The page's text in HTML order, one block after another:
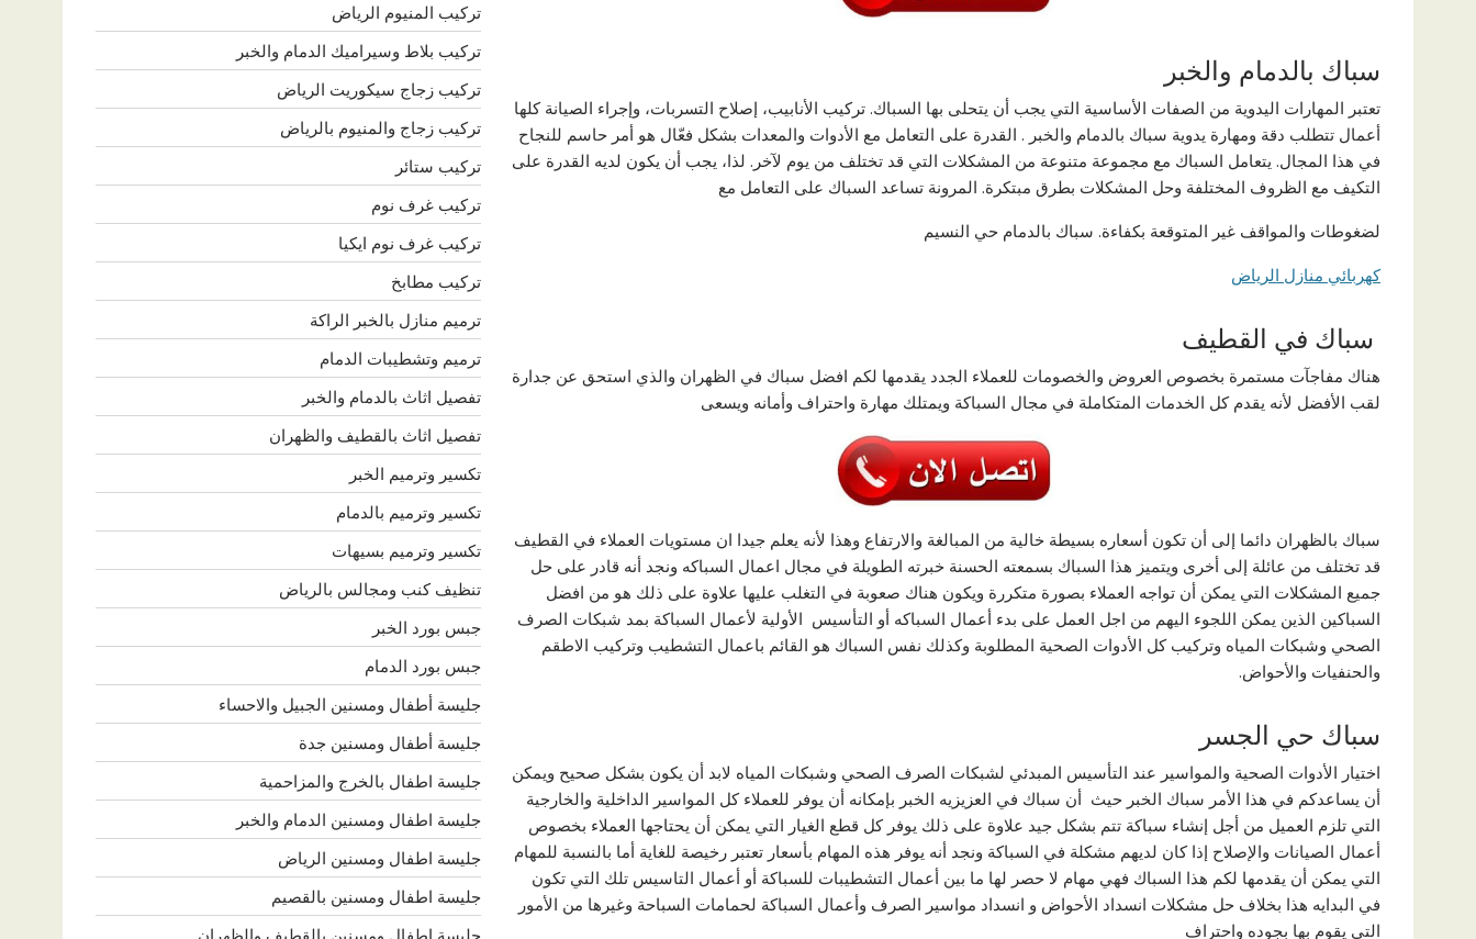
سباك بالدمام والخبر
تعتبر المهارات اليدوية من الصفات الأساسية التي يجب أن يتحلى بها السباك. تركيب الأنابيب، إصلاح التسربات، وإجراء الصيانة كلها
أعمال تتطلب دقة ومهارة يدوية سباك بالدمام والخبر . القدرة على التعامل مع الأدوات والمعدات بشكل فعّال هو أمر حاسم للنجاح
في هذا المجال. يتعامل السباك مع مجموعة متنوعة من المشكلات التي قد تختلف من يوم لآخر. لذا، يجب أن يكون لديه القدرة على
التكيف مع الظروف المختلفة وحل المشكلات بطرق مبتكرة. المرونة تساعد السباك على التعامل مع
لضغوطات والمواقف غير المتوقعة بكفاءة. سباك بالدمام حي النسيم
كهربائي منازل الرياض
سباك في القطيف
هناك مفاجآت مستمرة بخصوص العروض والخصومات للعملاء الجدد يقدمها لكم افضل سباك في الظهران والذي استحق عن جدارة
لقب الأفضل لأنه يقدم كل الخدمات المتكاملة في مجال السباكة ويمتلك مهارة واحتراف وأمانه ويسعى
سباك بالظهران دائما إلى أن تكون أسعاره بسيطة خالية من المبالغة والارتفاع وهذا لأنه يعلم جيدا ان مستويات العملاء في القطيف
قد تختلف من عائلة إلى أخرى ويتميز هذا السباك بسمعته الحسنة خبرته الطويلة في مجال اعمال السباكه ونجد أنه قادر على حل
جميع المشكلات التي يمكن أن تواجه العملاء بصورة متكررة ويكون هناك صعوبة في التغلب عليها علاوة على ذلك هو من افضل
السباكين الذين يمكن اللجوء اليهم من اجل العمل على بدء أعمال السباكه أو التأسيس الأولية لأعمال السباكة بمد شبكات الصرف
الصحي وشبكات المياه وتركيب كل الأدوات الصحية المطلوبة وكذلك نفس السباك هو القائم باعمال التشطيب وتركيب الاطقم
والحنفيات والأحواض.
سباك حي الجسر
اختيار الأدوات الصحية والمواسير عند التأسيس المبدئي لشبكات الصرف الصحي وشبكات المياه لابد أن يكون بشكل صحيح ويمكن
أن يساعدكم في هذا الأمر سباك الخبر حيث أن سباك في العزيزيه الخبر بإمكانه أن يوفر للعملاء كل المواسير الداخلية والخارجية
التي تلزم العميل من أجل إنشاء سباكة تتم بشكل جيد علاوة على ذلك يوفر كل قطع الغيار التي يمكن أن يحتاجها العملاء بخصوص
أعمال الصيانات والإصلاح إذا كان لديهم مشكلة في السباكة ونجد أنه يوفر هذه المهام بأسعار تعتبر رخيصة للغاية أما بالنسبة للمهام
التي يمكن أن يقدمها لكم هذا السباك فهي مهام لا حصر لها ما بين أعمال التشطيبات للسباكة أو أعمال التاسيس تلك التي تكون
في البدايه هذا بخلاف حل مشكلات انسداد الأحواض و انسداد مواسير الصرف وأعمال السباكة لحمامات السباحة وغيرها من الأمور
التي يقوم بها بجوده واحتراف
تركيب المنيوم الرياض
تركيب بلاط وسيراميك الدمام والخبر
تركيب زجاج سيكوريت الرياض
تركيب زجاج والمنيوم بالرياض
تركيب ستائر
تركيب غرف نوم
تركيب غرف نوم ايكيا
تركيب مطابخ
ترميم منازل بالخبر الراكة
ترميم وتشطيبات الدمام
تفصيل اثاث بالدمام والخبر
تفصيل اثاث بالقطيف والظهران
تكسير وترميم الخبر
تكسير وترميم بالدمام
تكسير وترميم بسيهات
تنظيف كنب ومجالس بالرياض
جبس بورد الخبر
جبس بورد الدمام
جليسة أطفال ومسنين الجبيل والاحساء
جليسة أطفال ومسنين جدة
جليسة اطفال بالخرج والمزاحمية
جليسة اطفال ومسنين الدمام والخبر
جليسة اطفال ومسنين الرياض
جليسة اطفال ومسنين بالقصيم
جليسة اطفال ومسنين بالقطيف والظهران